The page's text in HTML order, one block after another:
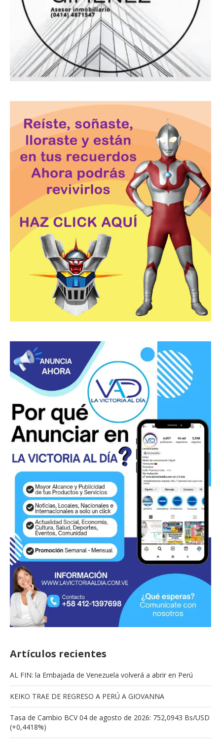
Artículos recientes
AL FIN: la Embajada de Venezuela volverá a abrir en Perú
KEIKO TRAE DE REGRESO A PERÚ A GIOVANNA
Tasa de Cambio BCV 04 de agosto de 2026: 752,0943 Bs/USD
(+0,4418%)